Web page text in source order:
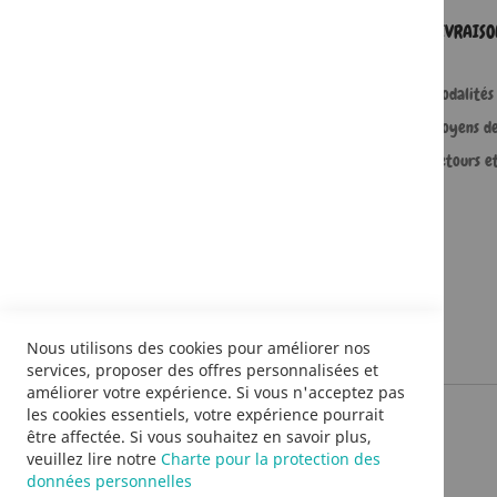
Moyens
Retours
Nous utilisons des cookies pour améliorer nos
services, proposer des offres personnalisées et
améliorer votre expérience. Si vous n'acceptez pas
les cookies essentiels, votre expérience pourrait
être affectée. Si vous souhaitez en savoir plus,
veuillez lire notre Charte pour la protection des
données personnelles